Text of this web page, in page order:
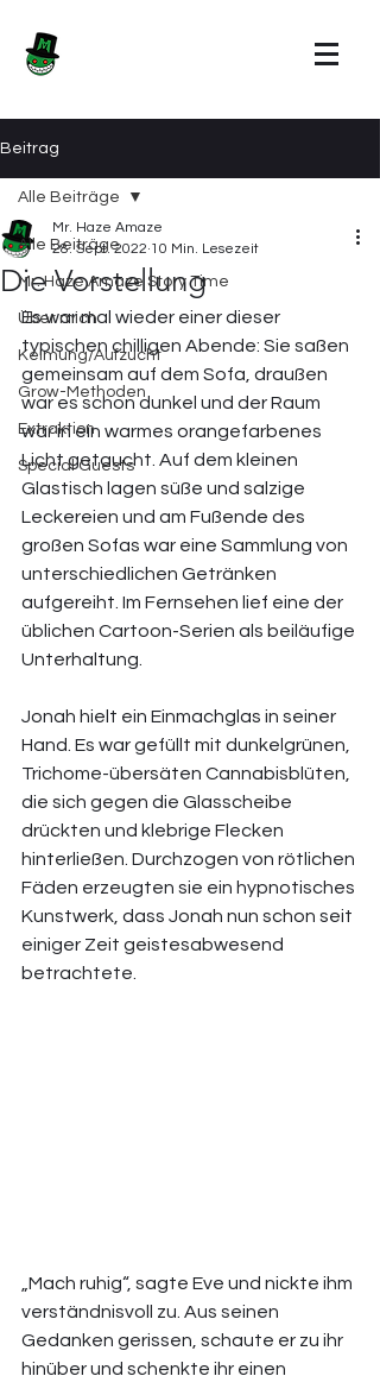
Beitrag
Alle Beiträge
Mr. Haze Amaze Story Time
Über mich
Keimung/Aufzucht
Grow-Methoden
Extraktion
Special Guests
Alle Beiträge
Die Vorstellung
Mr. Haze Amaze
28. Sept. 2022 10 Min. Lesezeit
Es war mal wieder einer dieser
typischen chilligen Abende: Sie saßen
gemeinsam auf dem Sofa, draußen
war es schon dunkel und der Raum
war in ein warmes orangefarbenes
Licht getaucht. Auf dem kleinen
Glastisch lagen süße und salzige
Leckereien und am Fußende des
großen Sofas war eine Sammlung von
unterschiedlichen Getränken
aufgereiht. Im Fernsehen lief eine der
üblichen Cartoon-Serien als beiläufige
Unterhaltung.
Jonah hielt ein Einmachglas in seiner
Hand. Es war gefüllt mit dunkelgrünen,
Trichome-übersäten Cannabisblüten,
die sich gegen die Glasscheibe
drückten und klebrige Flecken
hinterließen. Durchzogen von rötlichen
Fäden erzeugten sie ein hypnotisches
Kunstwerk, dass Jonah nun schon seit
einiger Zeit geistesabwesend
betrachtete.
„Mach ruhig“, sagte Eve und nickte ihm
verständnisvoll zu. Aus seinen
Gedanken gerissen, schaute er zu ihr
hinüber und schenkte ihr einen